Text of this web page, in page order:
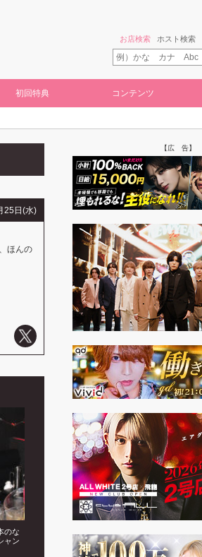
お店検索 ホスト検索
初回特典 コンテンツ
25日(水)
ほんの
のな
ャン
【広 告】